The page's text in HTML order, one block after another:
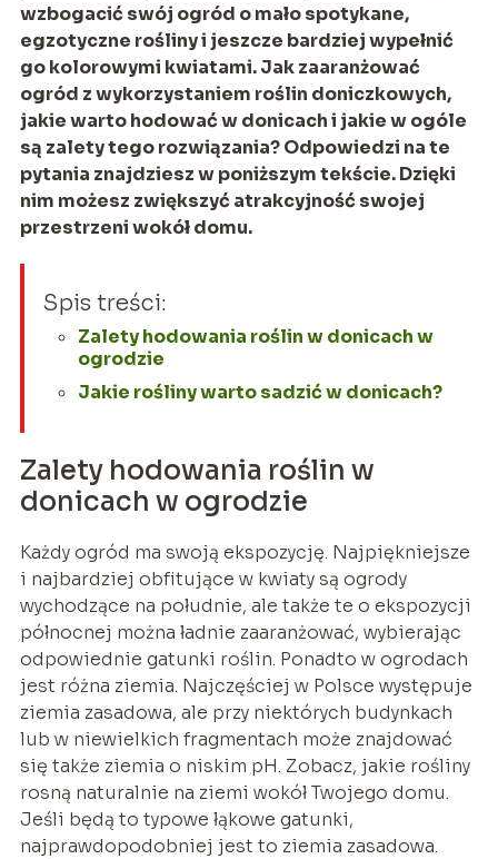
wzbogacić swój ogród o mało spotykane,
egzotyczne rośliny i jeszcze bardziej wypełnić
go kolorowymi kwiatami. Jak zaaranżować
ogród z wykorzystaniem roślin doniczkowych,
jakie warto hodować w donicach i jakie w ogóle
są zalety tego rozwiązania? Odpowiedzi na te
pytania znajdziesz w poniższym tekście. Dzięki
nim możesz zwiększyć atrakcyjność swojej
przestrzeni wokół domu.
Spis treści:
Zalety hodowania roślin w donicach w
ogrodzie
Jakie rośliny warto sadzić w donicach?
Zalety hodowania roślin w
donicach w ogrodzie
Każdy ogród ma swoją ekspozycję. Najpiękniejsze
i najbardziej obfitujące w kwiaty są ogrody
wychodzące na południe, ale także te o ekspozycji
północnej można ładnie zaaranżować, wybierając
odpowiednie gatunki roślin. Ponadto w ogrodach
jest różna ziemia. Najczęściej w Polsce występuje
ziemia zasadowa, ale przy niektórych budynkach
lub w niewielkich fragmentach może znajdować
się także ziemia o niskim pH. Zobacz, jakie rośliny
rosną naturalnie na ziemi wokół Twojego domu.
Jeśli będą to typowe łąkowe gatunki,
najprawdopodobniej jest to ziemia zasadowa.